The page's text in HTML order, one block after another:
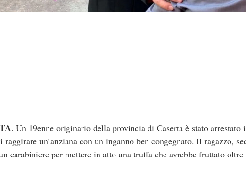
. Un 19enne originario della provincia di Caserta è stato arrestato
raggirare un’anziana con un inganno ben congegnato. Il ragazzo,
carabiniere per mettere in atto una truffa che avrebbe fruttato oltre